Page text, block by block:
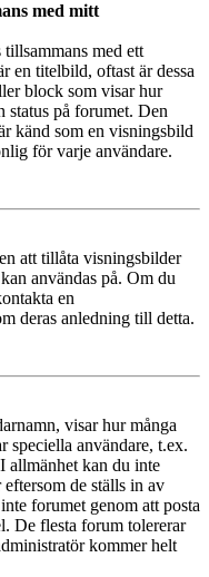
med mitt
med ett
en titelbild, oftast är dessa
block som visar hur
status på forumet. Den
känd som en visningsbild
för varje användare.
att tillåta visningsbilder
användas på. Om du
en
deras anledning till detta.
visar hur många
speciella användare, t.ex.
allmänhet kan du inte
de ställs in av
forumet genom att posta
De flesta forum tolererar
kommer helt